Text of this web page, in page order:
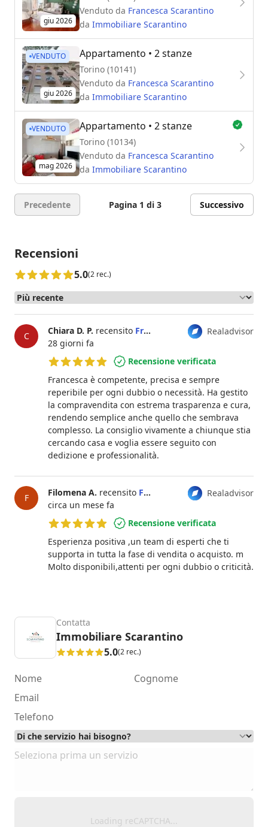
giu 2026
Venduto da Francesca Scarantino
da Immobiliare Scarantino
VENDUTO
giu 2026
Appartamento • 2 stanze
Torino (10141)
Venduto da Francesca Scarantino
da Immobiliare Scarantino
VENDUTO
mag 2026
Appartamento • 2 stanze
Torino (10134)
Venduto da Francesca Scarantino
da Immobiliare Scarantino
Precedente Pagina 1 di 3 Successivo
Recensioni
5.0(2 rec.)
C Realadvisor
Chiara D. P. recensito Francesca Scarantino
28 giorni fa
Recensione verificata
5 su 5 stelle
Francesca è competente, precisa e sempre
reperibile per ogni dubbio o necessità. Ha gestito
la compravendita con estrema trasparenza e cura,
rendendo semplice anche quello che sembrava
complesso. La consiglio vivamente a chiunque stia
cercando casa e voglia essere seguito con
dedizione e professionalità.
F Realadvisor
Filomena A. recensito Francesca Scarantino
circa un mese fa
Recensione verificata
5 su 5 stelle
Esperienza positiva ,un team di esperti che ti
supporta in tutta la fase di vendita o acquisto. m
Molto disponibili,attenti per ogni dubbio o criticità.
Contatta
Immobiliare Scarantino
5.0(2 rec.)
Loading reCAPTCHA...